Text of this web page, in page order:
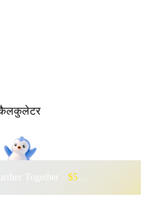
कैलकुलेटर
Together · $500,000